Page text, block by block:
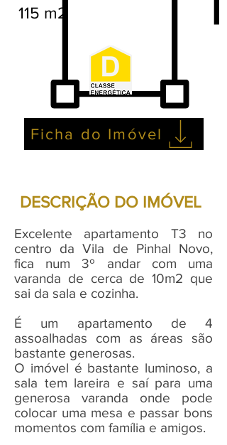
115 m2
Ficha do Imóvel
DESCRIÇÃO DO IMÓVEL
Excelente apartamento T3 no
centro da Vila de Pinhal Novo,
fica num 3º andar com uma
varanda de cerca de 10m2 que
sai da sala e cozinha.
É um apartamento de 4
assoalhadas com as áreas são
bastante generosas.
O imóvel é bastante luminoso, a
sala tem lareira e saí para uma
generosa varanda onde pode
colocar uma mesa e passar bons
momentos com família e amigos.